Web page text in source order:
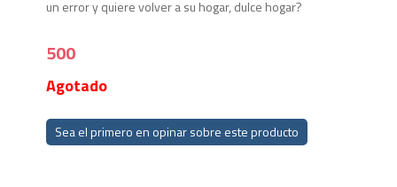
un error y quiere volver a su hogar, dulce hogar?
500
Agotado
Sea el primero en opinar sobre este producto